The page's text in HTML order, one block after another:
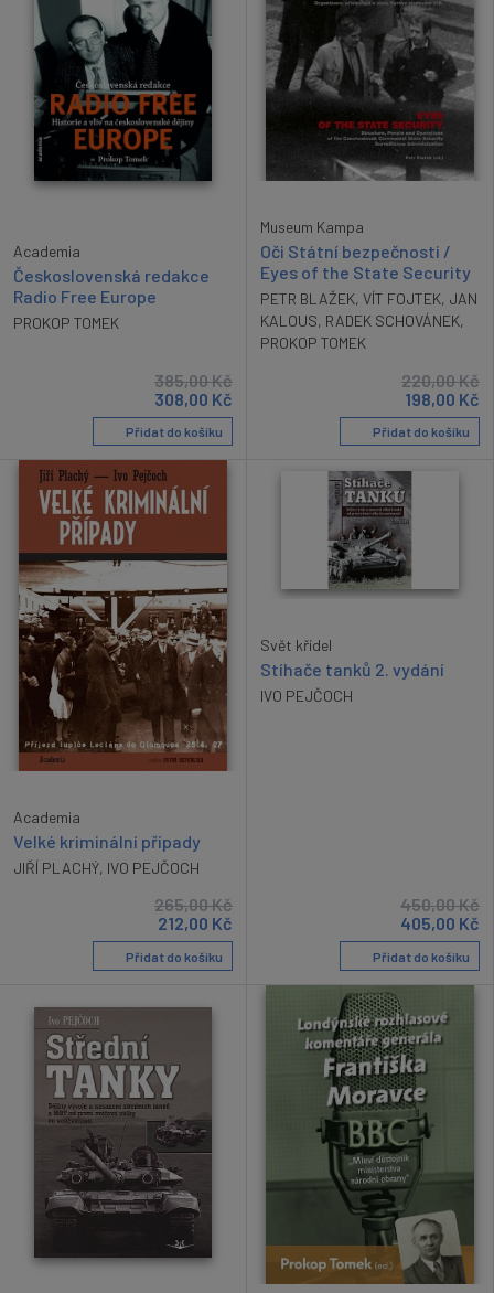
Academia
Československá redakce
Radio Free Europe
PROKOP TOMEK
385,00Kč
308,00 Kč
Přidat do košíku
Museum Kampa
Oči Státní bezpečnosti /
Eyes of the State Security
PETR BLAŽEK, VÍT FOJTEK, JAN
KALOUS, RADEK SCHOVÁNEK,
PROKOP TOMEK
220,00Kč
198,00 Kč
Přidat do košíku
Academia
Velké kriminální případy
JIŘÍ PLACHÝ, IVO PEJČOCH
265,00Kč
212,00 Kč
Přidat do košíku
Svět křídel
Stíhače tanků 2. vydání
IVO PEJČOCH
450,00Kč
405,00 Kč
Přidat do košíku